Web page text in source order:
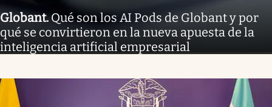
Globant.Qué son los AI Pods de Globant y por
qué se convirtieron en la nueva apuesta de la
inteligencia artificial empresarial